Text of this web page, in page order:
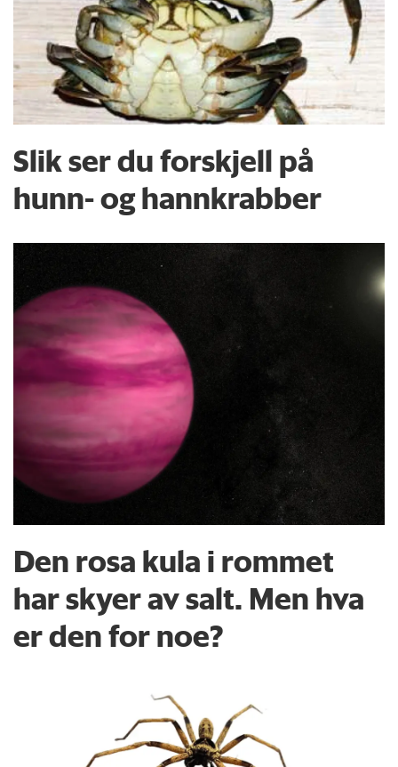
Slik ser du forskjell på
hunn- og hannkrabber
Den rosa kula i rommet
har skyer av salt. Men hva
er den for noe?